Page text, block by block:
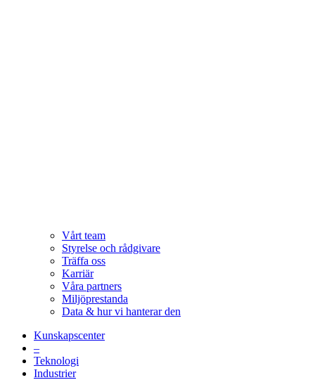
Vårt team
Styrelse och rådgivare
Träffa oss
Karriär
Våra partners
Miljöprestanda
Data & hur vi hanterar den
Kunskapscenter
–
Teknologi
Industrier